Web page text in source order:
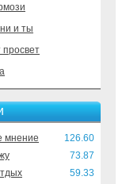
и ты
просвет
мнение
126.60
73.87
59.33